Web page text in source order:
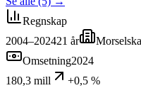
Regnskap
2004–202421 år
Omsetning2024
180,3 mill
+0,5 %